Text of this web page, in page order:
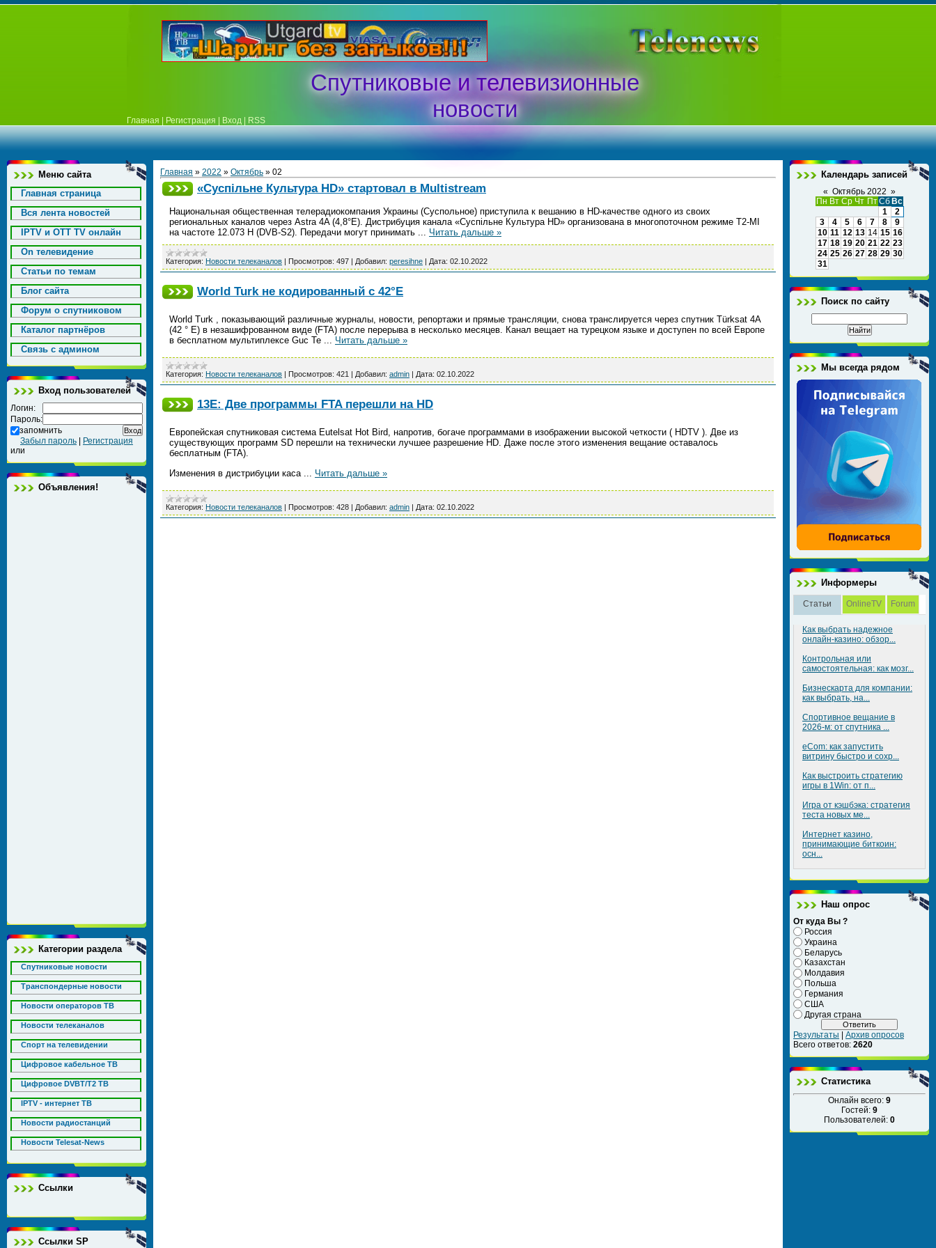
Спутниковые и телевизионные
новости
Главная Регистрация Вход RSS
Меню сайта
Главная страница
Вся лента новостей
IPTV и OTT TV онлайн
On телевидение
Статьи по темам
Блог сайта
Форум о спутниковом
Каталог партнёров
Cвязь с админом
Вход пользователей
Логин:
Пароль:
запомнить
Забыл пароль
Регистрация
или
Объявления!
Категории раздела
Спутниковые новости
Транспондерные новости
Новости операторов ТВ
Новости телеканалов
Спорт на телевидении
Цифровое кабельное ТВ
Цифровое DVBT/T2 ТВ
IPTV - интернет ТВ
Новости радиостанций
Новости Telesat-News
Ссылки
Ссылки SP
Главная » 2022 » Октябрь » 02
«Суспільне Культура HD» стартовал в Multistream
Национальная общественная телерадиокомпания Украины (Суспольное) приступила к вешанию в HD-качестве одного из своих
региональных каналов через Astra 4A (4,8°E). Дистрибуция канала «Суспільне Культура HD» организована в многопоточном режиме T2-MI
на частоте 12.073 H (DVB-S2). Передачи могут принимать ... Читать дальше »
Категория: Новости телеканалов | Просмотров: 497 | Добавил: peresihne | Дата: 02.10.2022
World Turk не кодированный с 42°E
World Turk , показывающий различные журналы, новости, репортажи и прямые трансляции, снова транслируется через спутник Türksat 4A
(42 ° E) в незашифрованном виде (FTA) после перерыва в несколько месяцев. Канал вещает на турецком языке и доступен по всей Европе
в бесплатном мультиплексе Guc Te ... Читать дальше »
Категория: Новости телеканалов | Просмотров: 421 | Добавил: admin | Дата: 02.10.2022
13E: Две программы FTA перешли на HD
Европейская спутниковая система Eutelsat Hot Bird, напротив, богаче программами в изображении высокой четкости ( HDTV ). Две из
существующих программ SD перешли на технически лучшее разрешение HD. Даже после этого изменения вещание оставалось
бесплатным (FTA).
Изменения в дистрибуции каса ... Читать дальше »
Категория: Новости телеканалов | Просмотров: 428 | Добавил: admin | Дата: 02.10.2022
Календарь записей
« Октябрь 2022 »
Пн Вт Ср Чт ПтСб Вс
1
2
3
4 5 6 7 8
9
10 11 12 13 14 15 16
17 18 19 20 21 22 23
24 25 26 27 28 29 30
31
Поиск по сайту
Мы всегда рядом
Информеры
Статьи OnlineTV Forum
Как выбрать надежное
онлайн-казино: обзор...
Контрольная или
самостоятельная: как мозг...
Бизнескарта для компании:
как выбрать, на...
Спортивное вещание в
2026-м: от спутника ...
eCom: как запустить
витрину быстро и сохр...
Как выстроить стратегию
игры в 1Win: от п...
Игра от кэшбэка: стратегия
теста новых ме...
Интернет казино,
принимающие биткоин:
осн...
Наш опрос
От куда Вы ?
Россия
Украина
Беларусь
Казахстан
Молдавия
Польша
Германия
США
Другая страна
Результаты
Архив опросов
Всего ответов: 2620
Статистика
Онлайн всего: 9
Гостей: 9
Пользователей: 0